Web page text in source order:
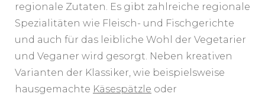
regionale Zutaten. Es gibt zahlreiche regionale
Spezialitäten wie Fleisch- und Fischgerichte
und auch für das leibliche Wohl der Vegetarier
und Veganer wird gesorgt. Neben kreativen
Varianten der Klassiker, wie beispielsweise
hausgemachte Käsespätzle oder